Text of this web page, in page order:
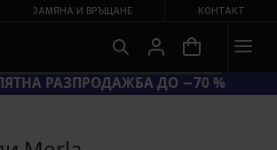
ЗАМЯНА И ВРЪЩАНЕ КОНТАКТ
РАЗПРОДАЖБА ДО −70 %